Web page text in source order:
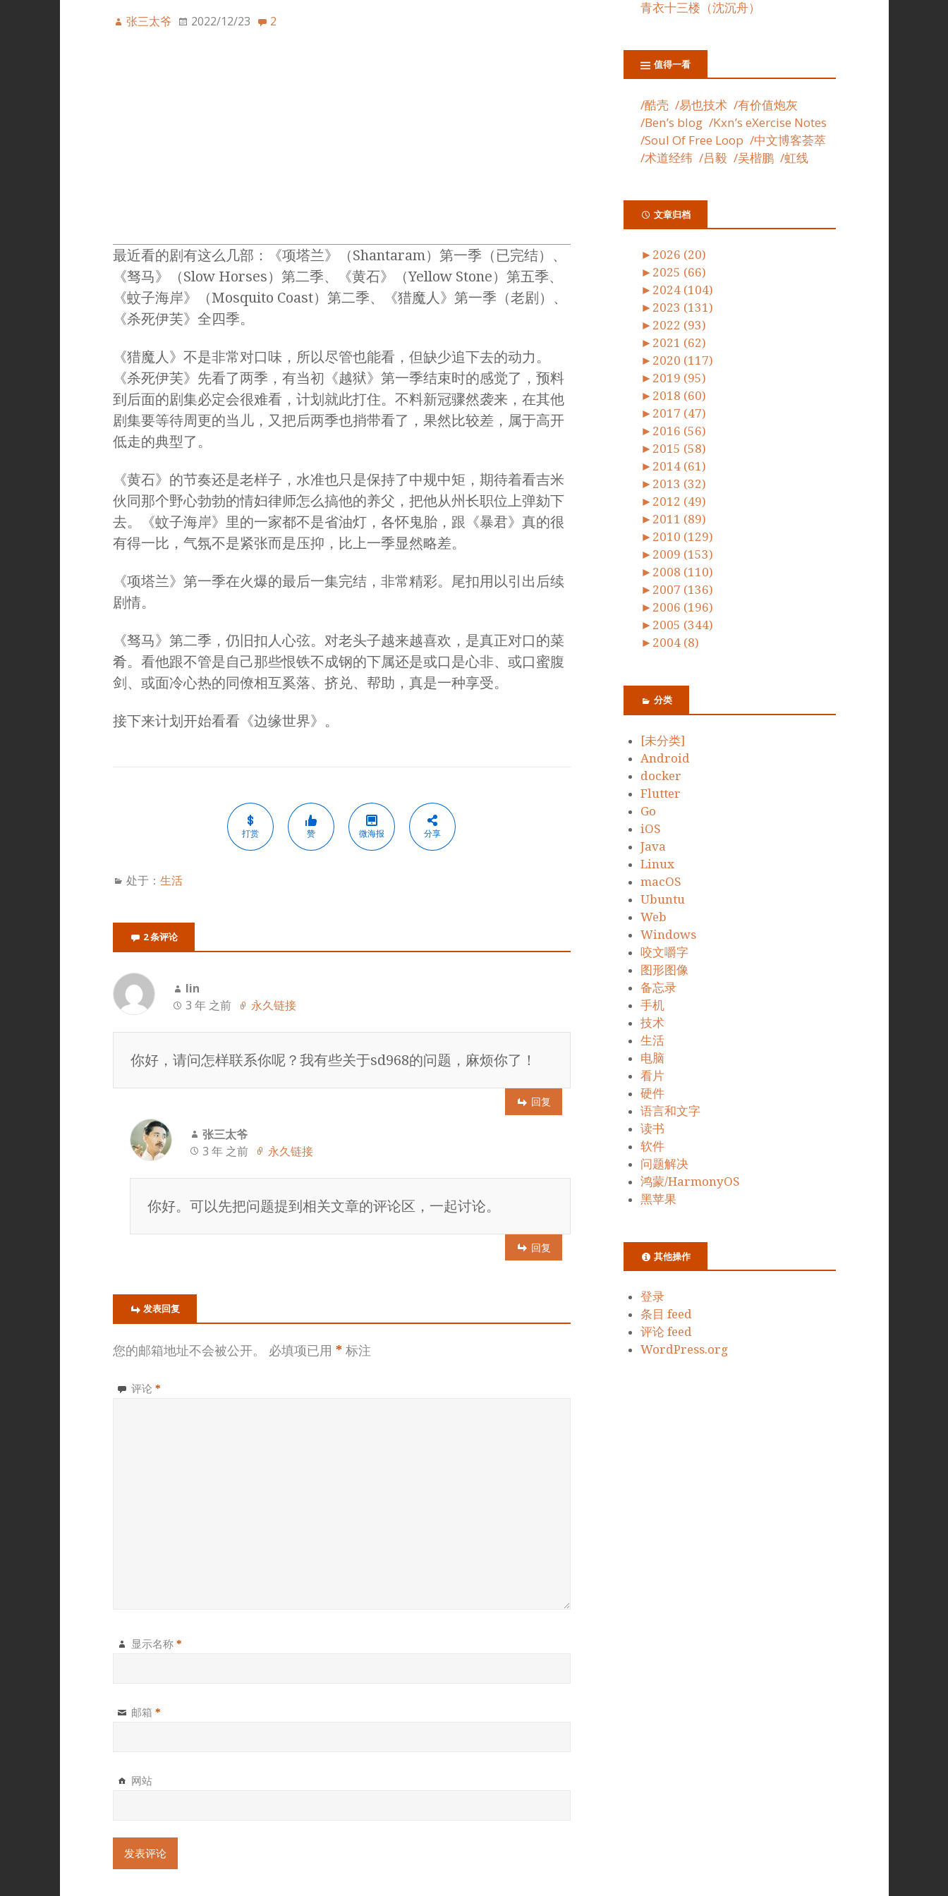
张三太爷 2022/12/23 2
最近看的剧有这么几部：《项塔兰》（Shantaram）第一季（已完结）、
《驽马》（Slow Horses）第二季、《黄石》（Yellow Stone）第五季、
《蚊子海岸》（Mosquito Coast）第二季、《猎魔人》第一季（老剧）、
《杀死伊芙》全四季。
《猎魔人》不是非常对口味，所以尽管也能看，但缺少追下去的动力。
《杀死伊芙》先看了两季，有当初《越狱》第一季结束时的感觉了，预料
到后面的剧集必定会很难看，计划就此打住。不料新冠骤然袭来，在其他
剧集要等待周更的当儿，又把后两季也捎带看了，果然比较差，属于高开
低走的典型了。
《黄石》的节奏还是老样子，水准也只是保持了中规中矩，期待着看吉米
伙同那个野心勃勃的情妇律师怎么搞他的养父，把他从州长职位上弹劾下
去。《蚊子海岸》里的一家都不是省油灯，各怀鬼胎，跟《暴君》真的很
有得一比，气氛不是紧张而是压抑，比上一季显然略差。
《项塔兰》第一季在火爆的最后一集完结，非常精彩。尾扣用以引出后续
剧情。
《驽马》第二季，仍旧扣人心弦。对老头子越来越喜欢，是真正对口的菜
肴。看他跟不管是自己那些恨铁不成钢的下属还是或口是心非、或口蜜腹
剑、或面冷心热的同僚相互奚落、挤兑、帮助，真是一种享受。
接下来计划开始看看《边缘世界》。
打赏 赞 微海报 分享
处于： 生活
2 条评论
lin
3 年 之前
永久链接
你好，请问怎样联系你呢？我有些关于sd968的问题，麻烦你了！
回复
张三太爷
3 年 之前
永久链接
你好。可以先把问题提到相关文章的评论区，一起讨论。
回复
发表回复
您的邮箱地址不会被公开。 必填项已用 *标注
评论 *
显示名称 *
邮箱 *
网站
青衣十三楼（沈沉舟）
值得一看
/酷壳 /易也技术 /有价值炮灰
/Ben’s blog /Kxn’s eXercise Notes
/Soul Of Free Loop /中文博客荟萃
/术道经纬 /吕毅 /吴楷鹏 /虹线
文章归档
► 2026 (20)
► 2025 (66)
► 2024 (104)
► 2023 (131)
► 2022 (93)
► 2021 (62)
► 2020 (117)
► 2019 (95)
► 2018 (60)
► 2017 (47)
► 2016 (56)
► 2015 (58)
► 2014 (61)
► 2013 (32)
► 2012 (49)
► 2011 (89)
► 2010 (129)
► 2009 (153)
► 2008 (110)
► 2007 (136)
► 2006 (196)
► 2005 (344)
► 2004 (8)
分类
[未分类]
Android
docker
Flutter
Go
iOS
Java
Linux
macOS
Ubuntu
Web
Windows
咬文嚼字
图形图像
备忘录
手机
技术
生活
电脑
看片
硬件
语言和文字
读书
软件
问题解决
鸿蒙/HarmonyOS
黑苹果
其他操作
登录
条目 feed
评论 feed
WordPress.org